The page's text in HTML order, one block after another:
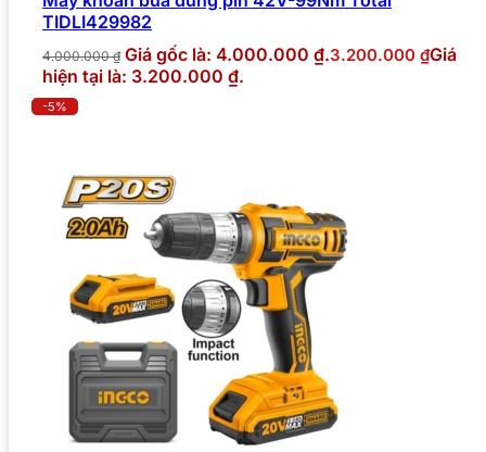
TIDLI429982
4.000.000₫ Giá gốc là: 4.000.000 ₫.3.200.000 ₫Giá
hiện tại là: 3.200.000 ₫.
-5%